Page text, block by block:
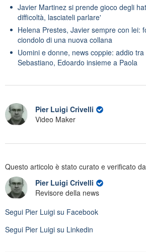
Javier Martinez si prende gioco degli
difficoltà, lasciateli parlare'
Helena Prestes, Javier sempre con lei:
ciondolo di una nuova collana
Uomini e donne, news coppie: addio
Sebastiano, Edoardo insieme a Paola
Pier Luigi Crivelli
Video Maker
Questo articolo è stato curato e verificato da
Pier Luigi Crivelli
Revisore della news
Segui Pier Luigi su Facebook
Segui Pier Luigi su Linkedin